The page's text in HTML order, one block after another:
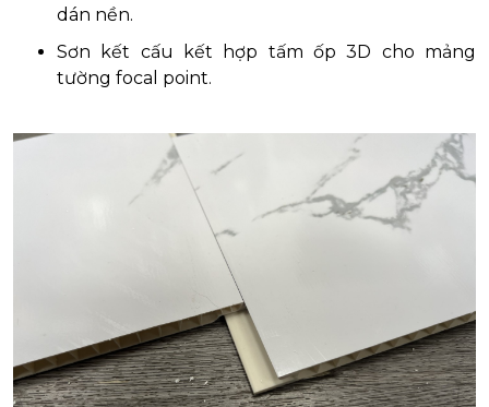
dán nền.
Sơn kết cấu kết hợp tấm ốp 3D cho mảng
tường focal point.